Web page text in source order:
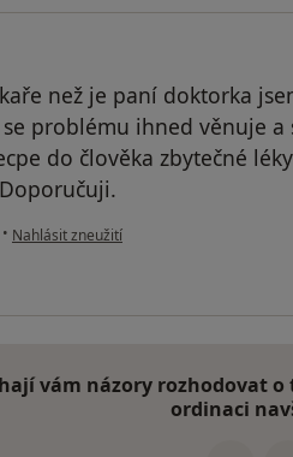
než je paní doktorka
problému ihned věnuje
do člověka zbytečné
• podle názoru uživatele Pacient
Nahlásit zneužití
vám názory rozhodovat
ordinaci